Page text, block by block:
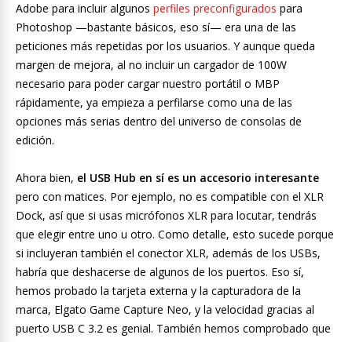
Adobe para incluir algunos perfiles preconfigurados para
Photoshop —bastante básicos, eso sí— era una de las
peticiones más repetidas por los usuarios. Y aunque queda
margen de mejora, al no incluir un cargador de 100W
necesario para poder cargar nuestro portátil o MBP
rápidamente, ya empieza a perfilarse como una de las
opciones más serias dentro del universo de consolas de
edición.
Ahora bien, el USB Hub en sí es un accesorio interesante
pero con matices. Por ejemplo, no es compatible con el XLR
Dock, así que si usas micrófonos XLR para locutar, tendrás
que elegir entre uno u otro. Como detalle, esto sucede porque
si incluyeran también el conector XLR, además de los USBs,
habría que deshacerse de algunos de los puertos. Eso sí,
hemos probado la tarjeta externa y la capturadora de la
marca, Elgato Game Capture Neo, y la velocidad gracias al
puerto USB C 3.2 es genial. También hemos comprobado que